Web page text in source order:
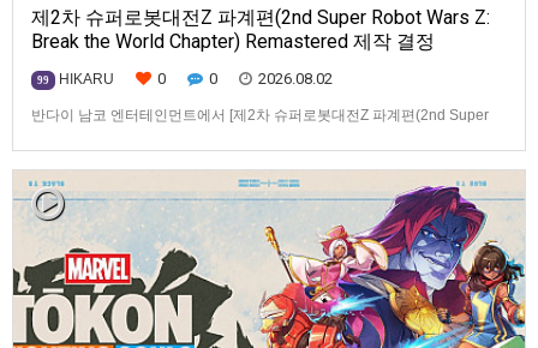
제2차 슈퍼로봇대전Z 파계편(2nd Super Robot Wars Z:
Break the World Chapter) Remastered 제작 결정
99 HIKARU 0 0 2026.08.02
반다이 남코 엔터테인먼트에서 [제2차 슈퍼로봇대전Z 파계편(2nd Super
판[제2차 슈퍼로봇대전Z 파계편]은 2011년 PSP로 발매되었으며, 2012년
에 발매되었던 [제2…